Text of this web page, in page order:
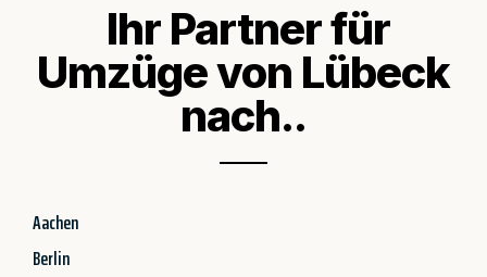
Ihr Partner für
Umzüge von Lübeck
nach..
Aachen
Berlin